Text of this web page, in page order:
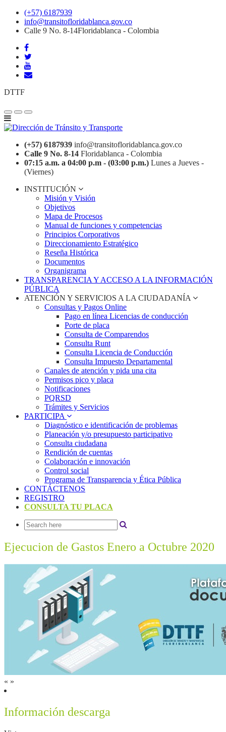
(+57) 6187939
info@transitofloridablanca.gov.co
Calle 9 No. 8-14Floridablanca - Colombia
DTTF
(+57) 6187939 info@transitofloridablanca.gov.co
Calle 9 No. 8-14 Floridablanca - Colombia
07:15 a.m. a 04:00 p.m - (03:00 p.m.) Lunes a Jueves -
(Viernes)
INSTITUCIÓN
Misión y Visión
Objetivos
Mapa de Procesos
Manual de funciones y competencias
Principios Corporativos
Direccionamiento Estratégico
Reseña Histórica
Documentos
Organigrama
TRANSPARENCIA Y ACCESO A LA INFORMACIÓN
PÚBLICA
ATENCIÓN Y SERVICIOS A LA CIUDADANÍA
Consultas y Pagos Online
Pago en línea Licencias de conducción
Porte de placa
Consulta de Comparendos
Consulta Runt
Consulta Licencia de Conducción
Consulta Impuesto Departamental
Canales de atención y pida una cita
Permisos pico y placa
Notificaciones
PQRSD
Trámites y Servicios
PARTICIPA
Diagnóstico e identificación de problemas
Planeación y/o presupuesto participativo​
Consulta ciudadana
Rendición de cuentas
Colaboración e innovación
Control social
Programa de Transparencia y Ética Pública
CONTÁCTENOS
REGISTRO
CONSULTA TU PLACA
Ejecucion de Gastos Enero a Octubre 2020
« »
Información descarga